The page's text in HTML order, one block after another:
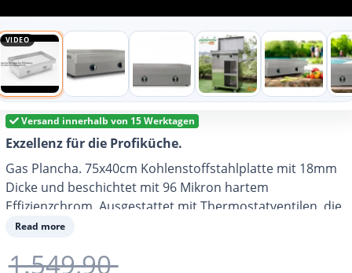
Versand innerhalb von 15 Werktagen
Exzellenz für die Profiküche.
Gas Plancha. 75x40cm Kohlenstoffstahlplatte mit 18mm
Dicke und beschichtet mit 96 Mikron hartem
Effizienzchrom. Ausgestattet mit Thermostatventilen, die
die Temperatur regeln. Gestell aus Edelstahl 304.
Feuerlinien, die über die gesamte Platte verteilt sind,
Read more
1.549,90
VIDEO